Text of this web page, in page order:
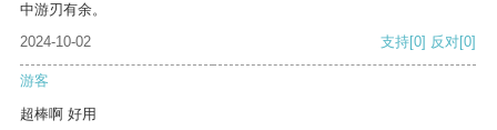
中游刃有余。
2024-10-02
支持[0] 反对[0]
游客
超棒啊 好用